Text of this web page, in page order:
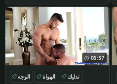
05:57
الوجه الهواة
تدليك